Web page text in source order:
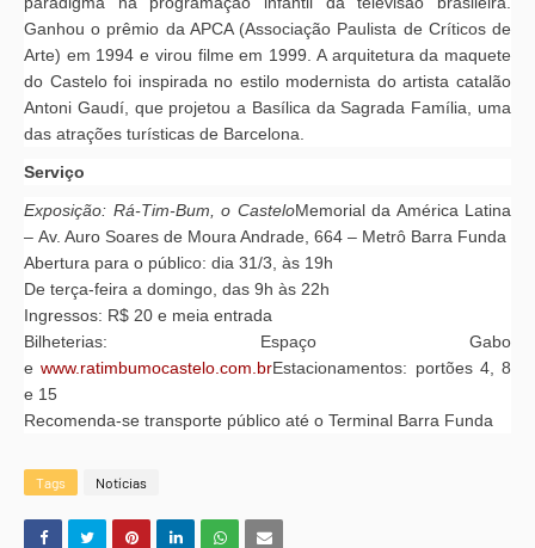
Ganhou o prêmio da APCA (Associação Paulista de Críticos de
Arte) em 1994 e virou filme em 1999. A arquitetura da maquete
do Castelo foi inspirada no estilo modernista do artista catalão
Antoni Gaudí, que projetou a Basílica da Sagrada Família, uma
das atrações turísticas de Barcelona.
Serviço
Exposição: Rá-Tim-Bum, o CasteloMemorial da América Latina
– Av. Auro Soares de Moura Andrade, 664 – Metrô Barra Funda
Abertura para o público: dia 31/3, às 19h
De terça-feira a domingo, das 9h às 22h
Ingressos: R$ 20 e meia entrada
Bilheterias: Espaço Gabo
ewww.ratimbumocastelo.com.brEstacionamentos: portões 4, 8
e 15
Recomenda-se transporte público até o Terminal Barra Funda
Tags Notícias